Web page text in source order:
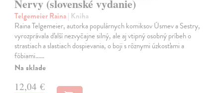
Nervy (slovenské vydanie)
Telgemeier Raina| Kniha
Raina Telgemeier, autorka populárnych komiksov Úsmev a Sestry,
vyrozprávala ďalší nezvyčajne silný, ale aj vtipný osobný príbeh o
strastiach a slastiach dospievania, o boji s rôznymi úzkosťami a
fóbiami...…
Na sklade
12,04 €